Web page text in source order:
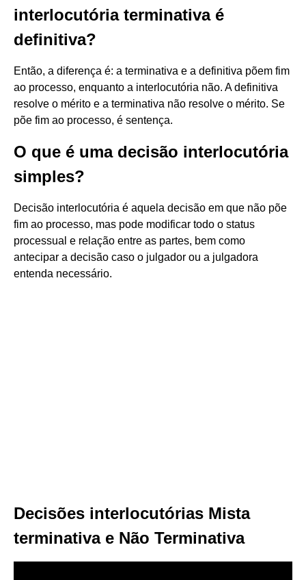
interlocutória terminativa é
definitiva?
Então, a diferença é: a terminativa e a definitiva põem fim
ao processo, enquanto a interlocutória não. A definitiva
resolve o mérito e a terminativa não resolve o mérito. Se
põe fim ao processo, é sentença.
O que é uma decisão interlocutória
simples?
Decisão interlocutória é aquela decisão em que não põe
fim ao processo, mas pode modificar todo o status
processual e relação entre as partes, bem como
antecipar a decisão caso o julgador ou a julgadora
entenda necessário.
Decisões interlocutórias Mista
terminativa e Não Terminativa